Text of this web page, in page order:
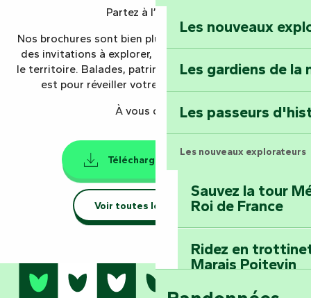
Faymoreau :
épopée minière
Terre d’étoiles :
Les nouveaux
Les gardiens de la
Les passeurs
Les nouveaux explorateurs
Sauvez la tour
Roi de France
Ridez en
Marais Poitevin
Partez à l’aventure !
Nos brochures sont bien plus que des guides : ce sont
des invitations à explorer, ressentir, vivre pleinement
le territoire. Balades, patrimoine, expériences… tout y
est pour réveiller votre esprit de découverte.
À vous de jouer.
Télécharger le mag'
Voir toutes les brochures